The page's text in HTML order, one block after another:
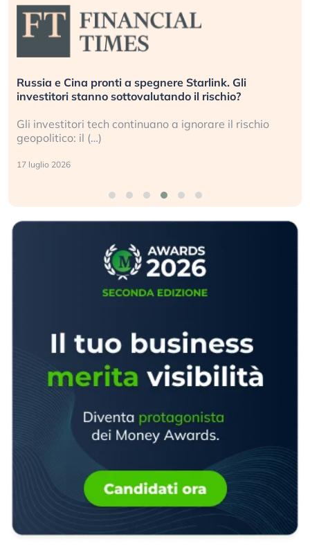
Russia e Cina pronti a spegnere Starlink. Gli
investitori stanno sottovalutando il rischio?
Gli investitori tech continuano a ignorare il rischio
geopolitico: il (…)
17 luglio 2026